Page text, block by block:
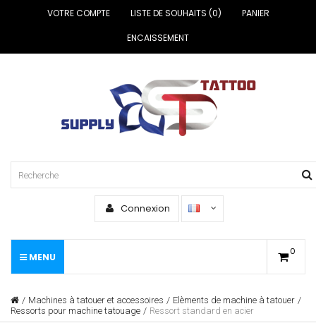
VOTRE COMPTE LISTE DE SOUHAITS (0) PANIER
ENCAISSEMENT
Connexion
0
MENU
Machines à tatouer et accessoires
Elèments de machine à tatouer
Ressorts pour machine tatouage
Ressort standard en acier